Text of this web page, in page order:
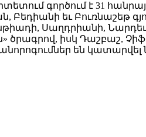
գործում է 31
Բեդիանի եւ Բուռնաշեթ
Սաղդրիանի,
իսկ Դաշբաշ,
են կատարվել